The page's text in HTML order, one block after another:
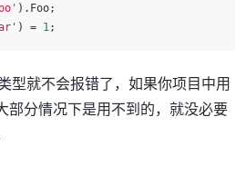
). Foo;
) = 1 ;
型就不会报错了，如果你项目中用
部分情况下是用不到的，就没必要